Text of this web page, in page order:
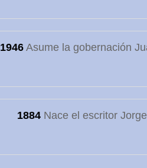
1946Asume la gobernación
1884 Nace el escritor